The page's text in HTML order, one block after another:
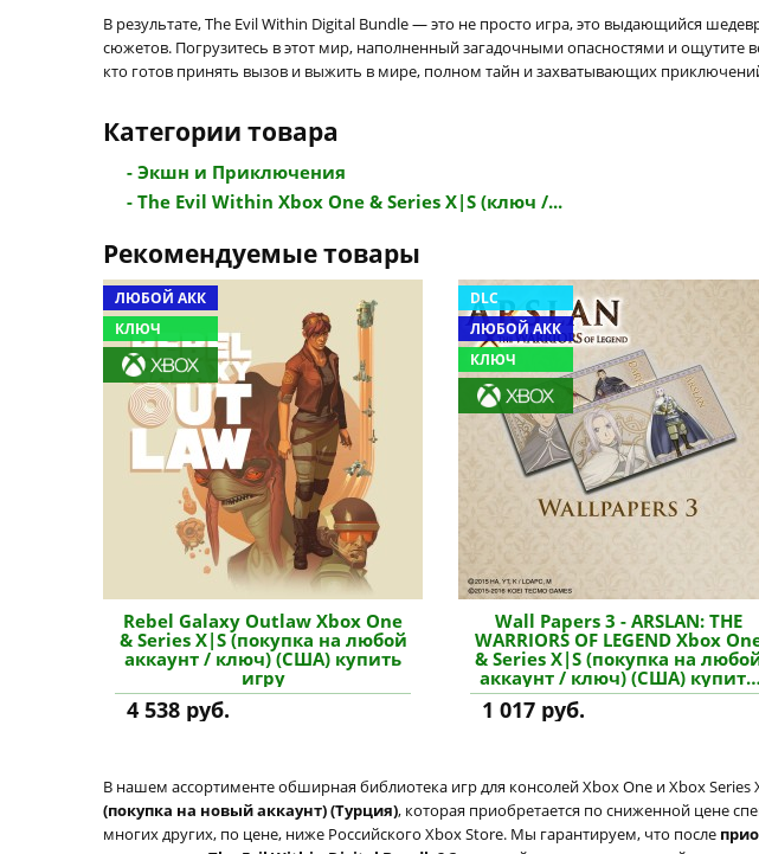
В результате, The Evil Within Digital Bundle — это не просто игра, это выдающийся
сюжетов. Погрузитесь в этот мир, наполненный загадочными опасностями и ощутите
кто готов принять вызов и выжить в мире, полном тайн и захватывающих
Категории товара
- Экшн и Приключения
- The Evil Within Xbox One & Series X|S (ключ /...
Рекомендуемые товары
ЛЮБОЙ АКК
КЛЮЧ
Rebel Galaxy Outlaw Xbox One
& Series X|S (покупка на любой
аккаунт / ключ) (США) купить
игру
4 538 руб.
DLC
ЛЮБОЙ АКК
КЛЮЧ
Wall Papers 3 - ARSLAN: THE
WARRIORS OF LEGEND Xbox
& Series X|S (покупка на
аккаунт / ключ) (США) купить
дополнение
1 017 руб.
В нашем ассортименте обширная библиотека игр для консолей Xbox One и Xbox
(покупка на новый аккаунт) (Турция), которая приобретается по сниженной цене
многих других, по цене, ниже Российского Xbox Store. Мы гарантируем, что после